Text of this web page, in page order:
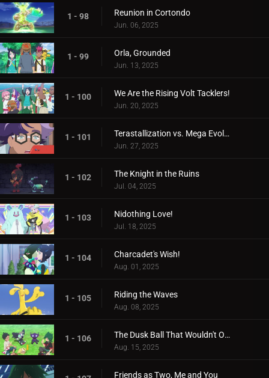
1 - 98 Reunion in Cortondo
Jun. 06, 2025
1 - 99 Orla, Grounded
Jun. 13, 2025
1 - 100 We Are the Rising Volt Tacklers!
Jun. 20, 2025
1 - 101 Terastallization vs. Mega Evolution!
Jun. 27, 2025
1 - 102 The Knight in the Ruins
Jul. 04, 2025
1 - 103 Nidothing Love!
Jul. 18, 2025
1 - 104 Charcadet's Wish!
Aug. 01, 2025
1 - 105 Riding the Waves
Aug. 08, 2025
1 - 106 The Dusk Ball That Wouldn't Open
Aug. 15, 2025
Friends as Two, Me and You